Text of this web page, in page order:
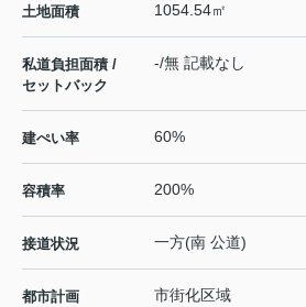
土地面積 1054.54㎡
私道負担面積 /
セットバック
-/無 記載なし
建ぺい率 60%
容積率 200%
接道状況 一方(南 公道)
都市計画 市街化区域